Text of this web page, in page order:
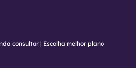
consultar | Escolha melhor plano